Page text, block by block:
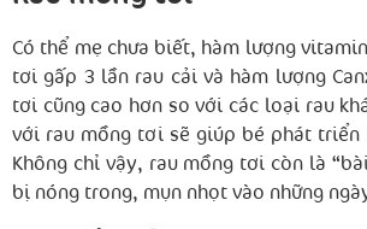
Có thể mẹ chưa biết, hàm lượng
tơi gấp 3 lần rau cải và hàm lượng
tơi cũng cao hơn so với các loại rau
với rau mồng tơi sẽ giúp bé phát triển
Không chỉ vậy, rau mồng tơi còn là
bị nóng trong, mụn nhọt vào những